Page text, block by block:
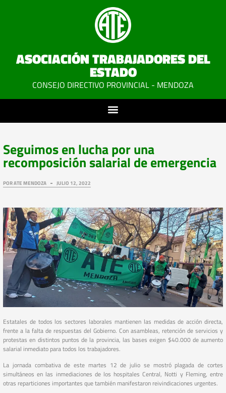
ASOCIACIÓN TRABAJADORES DEL
ESTADO
CONSEJO DIRECTIVO PROVINCIAL - MENDOZA
Seguimos en lucha por una
recomposición salarial de emergencia
PORATE MENDOZA JULIO 12, 2022
Estatales de todos los sectores laborales mantienen las medidas de acción directa,
frente a la falta de respuestas del Gobierno. Con asambleas, retención de servicios y
protestas en distintos puntos de la provincia, las bases exigen $40.000 de aumento
salarial inmediato para todos los trabajadores.
La jornada combativa de este martes 12 de julio se mostró plagada de cortes
simultáneos en las inmediaciones de los hospitales Central, Notti y Fleming, entre
otras reparticiones importantes que también manifestaron reivindicaciones urgentes.